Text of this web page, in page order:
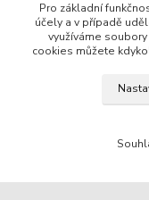
Pro základní
účely a v případě
využíváme
cookies můžete